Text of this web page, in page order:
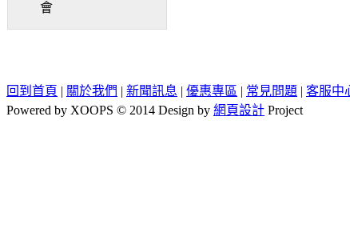
會
回到首頁 | 關於我們 | 新聞訊息 | 優惠專區 | 常見問題 | 客服中
Powered by XOOPS © 2014 Design by 網頁設計 Project